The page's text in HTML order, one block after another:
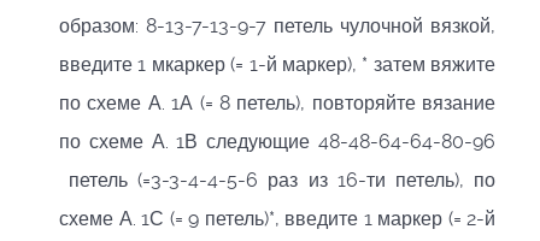
образом: 8-13-7-13-9-7 петель чулочной вязкой,
введите 1 мкаркер (= 1-й маркер), * затем вяжите
по схеме А. 1А (= 8 петель), повторяйте вязание
по схеме А. 1В следующие 48-48-64-64-80-96
петель (=3-3-4-4-5-6 раз из 16-ти петель), по
схеме А. 1С (= 9 петель)*, введите 1 маркер (= 2-й